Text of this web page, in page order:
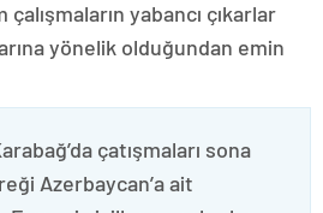
yabancı çıkarlar
yönelik olduğundan emin
çatışmaları sona
Azerbaycan’a ait